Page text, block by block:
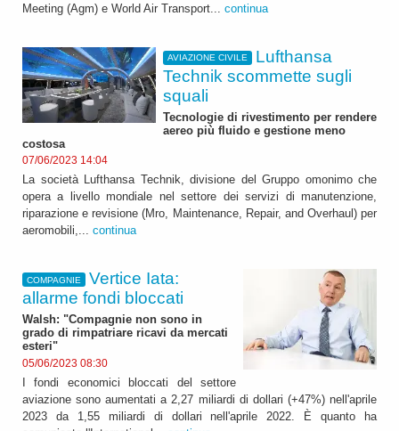
Meeting (Agm) e World Air Transport... continua
AVIAZIONE CIVILE
Lufthansa
Technik scommette sugli
squali
Tecnologie di rivestimento per rendere
aereo più fluido e gestione meno
costosa
07/06/2023 14:04
La società Lufthansa Technik, divisione del Gruppo omonimo che
opera a livello mondiale nel settore dei servizi di manutenzione,
riparazione e revisione (Mro, Maintenance, Repair, and Overhaul) per
aeromobili,... continua
COMPAGNIE
Vertice Iata:
allarme fondi bloccati
Walsh: "Compagnie non sono in
grado di rimpatriare ricavi da mercati
esteri"
05/06/2023 08:30
I fondi economici bloccati del settore
aviazione sono aumentati a 2,27 miliardi di dollari (+47%) nell'aprile
2023 da 1,55 miliardi di dollari nell'aprile 2022. È quanto ha